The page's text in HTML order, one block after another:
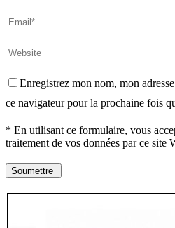
Enregistrez mon nom, mon
ce navigateur pour la prochaine fois
* En utilisant ce formulaire, vous
traitement de vos données par ce site